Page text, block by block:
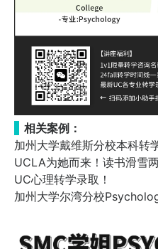
相关案例：
加州大学戴维斯分校本科转
UCLA为她而来！读书滑雪
UC心理转学录取！
加州大学尔湾分校